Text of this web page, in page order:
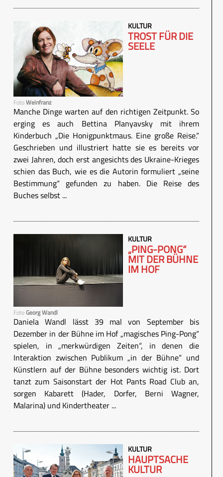
FotoWeinfranz
KULTUR
TROST FÜR DIE
SEELE
Manche Dinge warten auf den richtigen Zeitpunkt. So
erging es auch Bettina Planyavsky mit ihrem
Kinderbuch „Die Honigpunktmaus. Eine große Reise.“
Geschrieben und illustriert hatte sie es bereits vor
zwei Jahren, doch erst angesichts des Ukraine-Krieges
schien das Buch, wie es die Autorin formuliert „seine
Bestimmung“ gefunden zu haben. Die Reise des
Buches selbst ...
FotoGeorg Wandl
KULTUR
„PING-PONG“
MIT DER BÜHNE
IM HOF
Daniela Wandl lässt 39 mal von September bis
Dezember in der Bühne im Hof „magisches Ping-Pong“
spielen, in „merkwürdigen Zeiten“, in denen die
Interaktion zwischen Publikum „in der Bühne“ und
Künstlern auf der Bühne besonders wichtig ist. Dort
tanzt zum Saisonstart der Hot Pants Road Club an,
sorgen Kabarett (Hader, Dorfer, Berni Wagner,
Malarina) und Kindertheater ...
KULTUR
HAUPTSACHE
KULTUR